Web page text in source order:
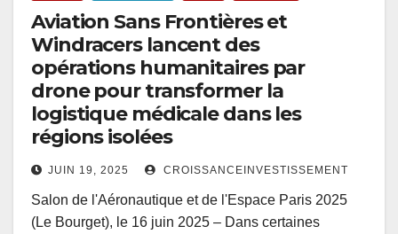
Aviation Sans Frontières et
Windracers lancent des
opérations humanitaires par
drone pour transformer la
logistique médicale dans les
régions isolées
JUIN 19, 2025 CROISSANCEINVESTISSEMENT
Salon de l'Aéronautique et de l'Espace Paris 2025
(Le Bourget), le 16 juin 2025 – Dans certaines